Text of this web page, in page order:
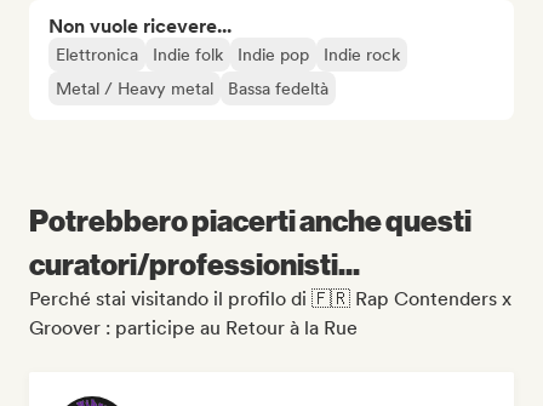
Non vuole ricevere...
Elettronica Indie folk Indie pop
Indie rock
Metal / Heavy metal
Bassa fedeltà
Potrebbero piacerti anche questi
curatori/professionisti...
Perché stai visitando il profilo di 🇫🇷 Rap Contenders x
Groover : participe au Retour à la Rue